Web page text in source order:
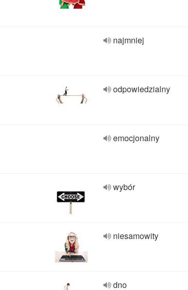
najmniej
odpowiedzialny
emocjonalny
wybór
niesamowity
dno